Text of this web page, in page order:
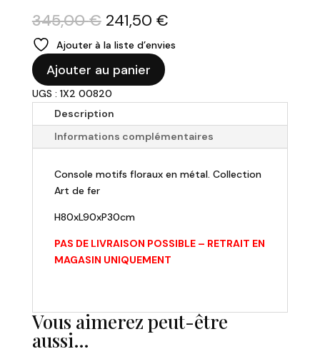
345,00€ Le
prix
initial
était :
345,00 €.
241,50 €Le
actuel
Ajouter à la liste d’envies
quantité
de
Console
florale
"Art
80x90x30cm
Ajouter au panier
UGS : 1X2 00820
Description
Informations complémentaires
Console motifs floraux en métal. Collection
Art de fer
H80xL90xP30cm
PAS DE LIVRAISON POSSIBLE – RETRAIT EN
MAGASIN UNIQUEMENT
Vous aimerez peut-être
aussi…